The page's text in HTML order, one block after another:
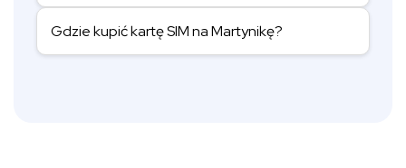
Gdzie kupić kartę SIM na Martynikę?